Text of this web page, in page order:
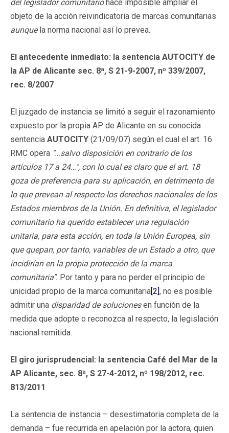
del legislador comunitario hace imposible ampliar el
objeto de la acción reivindicatoria de marcas comunitarias
aunquela norma nacional así lo prevea.
El antecedente inmediato: la sentencia AUTOCITY de
la AP de Alicante sec. 8ª, S 21-9-2007, nº 339/2007,
rec. 8/2007
El juzgado de instancia se limitó a seguir el razonamiento
expuesto por la propia AP de Alicante en su conocida
sentencia AUTOCITY (21/09/07) según el cual el art. 16
RMC opera "…salvo disposición en contrario de los
artículos 17 a 24…", con lo cual es claro que el art. 18
goza de preferencia para su aplicación, en detrimento de
lo que prevean al respecto los derechos nacionales de los
Estados miembros de la Unión. En definitiva, el legislador
comunitario ha querido establecer una regulación
unitaria, para esta acción, en toda la Unión Europea, sin
que quepan, por tanto, variables de un Estado a otro, que
incidirían en la propia protección de la marca
comunitaria". Por tanto y para no perder el principio de
unicidad propio de la marca comunitaria[2], no es posible
admitir una disparidad de solucionesen función de la
medida que adopte o reconozca al respecto, la legislación
nacional remitida.
El giro jurisprudencial: la sentencia Café del Mar de la
AP Alicante, sec. 8ª, S 27-4-2012, nº 198/2012, rec.
813/2011
La sentencia de instancia – desestimatoria completa de la
demanda – fue recurrida en apelación por la actora, quien